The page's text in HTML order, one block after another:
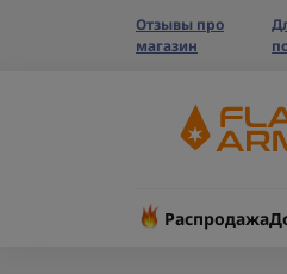
Отзывы про
магазин
Распродажа